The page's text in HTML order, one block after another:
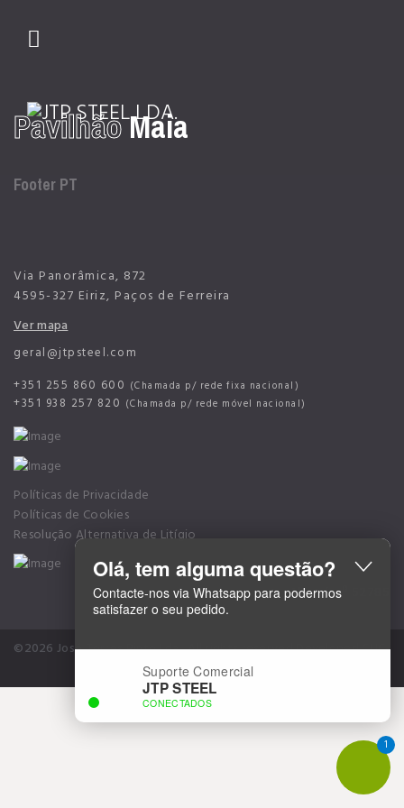
PavilhãoMaia
Footer PT
Via Panorâmica, 872
4595-327 Eiriz, Paços de Ferreira
Ver mapa
geral@jtpsteel.com
+351 255 860 600 (Chamada p/ rede fixa nacional)
+351 938 257 820 (Chamada p/ rede móvel nacional)
Políticas de Privacidade
Políticas de Cookies
Resolução Alternativa de Litígio
Alvará nº 52785
1
Olá, tem alguma questão?
Contacte-nos via Whatsapp para podermos
satisfazer o seu pedido.
Suporte Comercial
JTP STEEL
CONECTADOS
©2026 José Torres Pinto Lda.. All rights reservedDeveloped CLIC-
DESIGN Creative Solutions